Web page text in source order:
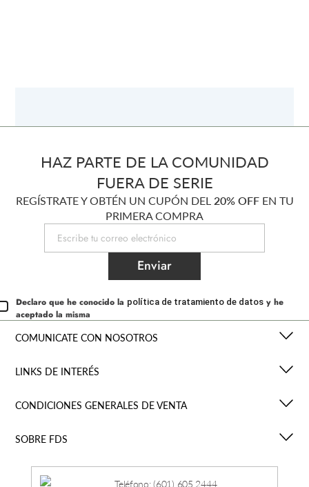
HAZ PARTE DE LA COMUNIDAD
FUERA DE SERIE
REGÍSTRATE Y OBTÉN UN CUPÓN DEL 20% OFFEN TU
PRIMERA COMPRA
Enviar
Declaro que he conocido la política de tratamiento de datos y he
aceptado la misma
COMUNICATE CON NOSOTROS
LINKS DE INTERÉS
CONDICIONES GENERALES DE VENTA
SOBRE FDS
Teléfono: (601) 605 2444